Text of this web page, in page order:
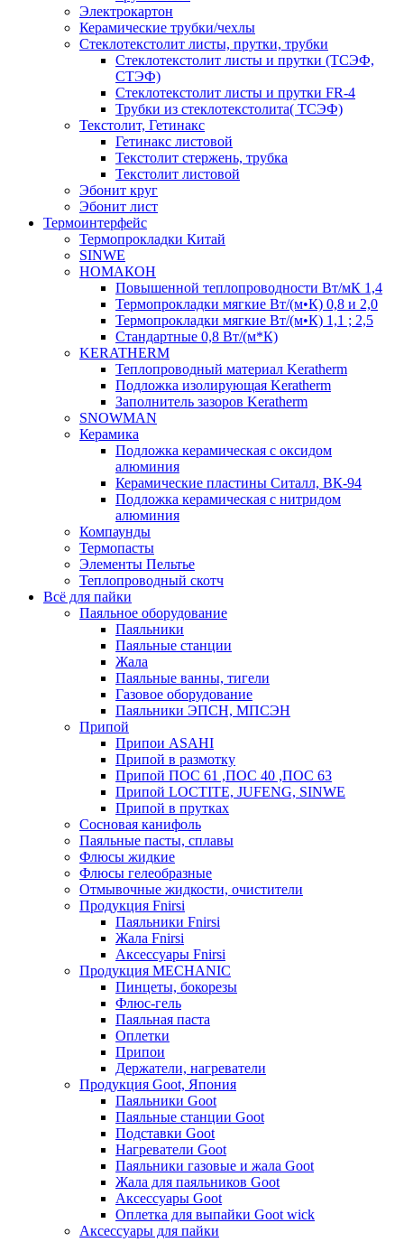
Электрокартон
Керамические трубки/чехлы
Cтеклотекстолит листы, прутки, трубки
Стеклотекстолит листы и прутки (ТСЭФ,
СТЭФ)
Стеклотекстолит листы и прутки FR-4
Трубки из стеклотекстолита( ТСЭФ)
Текстолит, Гетинакс
Гетинакс листовой
Текстолит стержень, трубка
Текстолит листовой
Эбонит круг
Эбонит лист
Термоинтерфейс
Термопрокладки Китай
SINWE
НОМАКОН
Повышенной теплопроводности Вт/мК 1,4
Термопрокладки мягкие Вт/(м•К) 0,8 и 2,0
Термопрокладки мягкие Вт/(м•К) 1,1 ; 2,5
Стандартные 0,8 Вт/(м*К)
KERATHERM
Теплопроводный материал Keratherm
Подложка изолирующая Keratherm
Заполнитель зазоров Keratherm
SNOWMAN
Керамика
Подложка керамическая с оксидом
алюминия
Керамические пластины Ситалл, ВК-94
Подложка керамическая с нитридом
алюминия
Компаунды
Термопасты
Элементы Пельтье
Теплопроводный скотч
Всё для пайки
Паяльное оборудование
Паяльники
Паяльные станции
Жала
Паяльные ванны, тигели
Газовое оборудование
Паяльники ЭПСН, МПСЭН
Припой
Припои ASAHI
Припой в размотку
Припой ПОС 61 ,ПОС 40 ,ПОС 63
Припой LOCTITE, JUFENG, SINWE
Припой в прутках
Сосновая канифоль
Паяльные пасты, сплавы
Флюсы жидкие
Флюсы гелеобразные
Отмывочные жидкости, очистители
Продукция Fnirsi
Паяльники Fnirsi
Жала Fnirsi
Аксессуары Fnirsi
Продукция MECHANIC
Пинцеты, бокорезы
Флюс-гель
Паяльная паста
Оплетки
Припои
Держатели, нагреватели
Продукция Goot, Япония
Паяльники Goot
Паяльные станции Goot
Подставки Goot
Нагреватели Goot
Паяльники газовые и жала Goot
Жала для паяльников Goot
Аксессуары Goot
Оплетка для выпайки Goot wick
Аксессуары для пайки